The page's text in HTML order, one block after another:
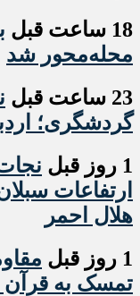
18 ساعت قبل
محله‌محور شد
23 ساعت قبل
گردشگری؛
1 روز قبل
ارتفاعات
هلال احمر
1 روز قبل
تمسک به قرآن